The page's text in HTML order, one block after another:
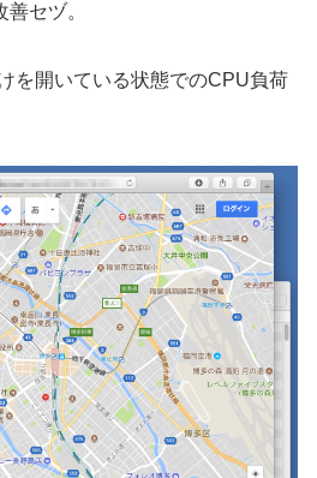
セヅ。
を開いている状態でのCPU負荷